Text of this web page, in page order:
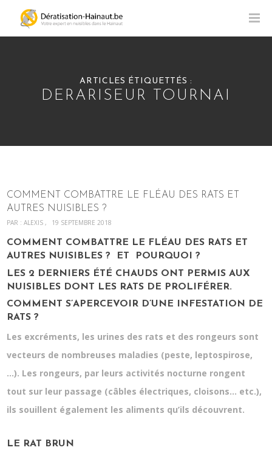
ARTICLES ÉTIQUETTÉS :
DERARISEUR TOURNAI
COMMENT COMBATTRE LE FLÉAU DES RATS ET
AUTRES NUISIBLES ?
PAR :ALEXIS 19 SEPTEMBRE 2018
COMMENT COMBATTRE LE FLÉAU DES RATS ET
AUTRES NUISIBLES ? ET POURQUOI ?
LES 2 DERNIERS ÉTÉ CHAUDS ONT PERMIS AUX
NUISIBLES DONT LES RATS DE PROLIFÉRER.
COMMENT S’APERCEVOIR D’UNE INFESTATION DE
RATS ?
Les excréments, les urines des rats et des rongeurs sont
vecteurs de nombreuses maladies (peste, leptospirose,
…). Les rongeurs, par leurs activités nocturne rongent
tout sur leur passage (câbles électriques, cloisons… etc.),
ils souillent également les aliments qu’ils découvrent.
LE RAT BRUN